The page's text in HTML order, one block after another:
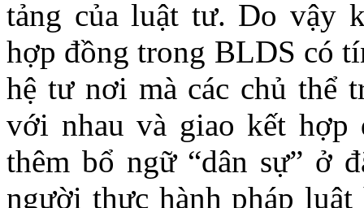
tảng của luật tư. Do vậy
hợp đồng trong BLDS có
hệ tư nơi mà các chủ thể
với nhau và giao kết
thêm bổ ngữ “dân sự” ở
người thực hành pháp